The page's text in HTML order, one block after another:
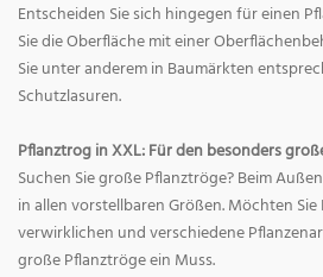
Entscheiden Sie sich hingegen für einen
Sie die Oberfläche mit einer
Sie unter anderem in Baumärkten
Schutzlasuren.
Pflanztrog in XXL: Für den besonders
Suchen Sie große Pflanztröge? Beim
in allen vorstellbaren Größen. Möchten
verwirklichen und verschiedene
große Pflanztröge ein Muss.